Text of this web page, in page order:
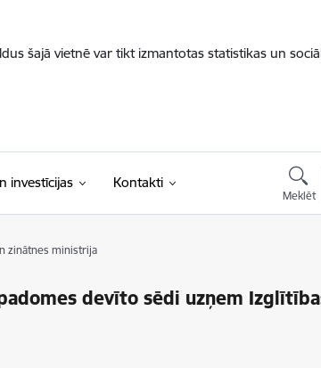
šajā vietnē var tikt izmantotas statistikas un
investīcijas Kontakti
Meklēt
zinātnes ministrija
devīto sēdi uzņem